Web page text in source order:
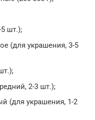
шт.);
(для украшения, 3-5
2-3 шт.);
(для украшения, 1-2